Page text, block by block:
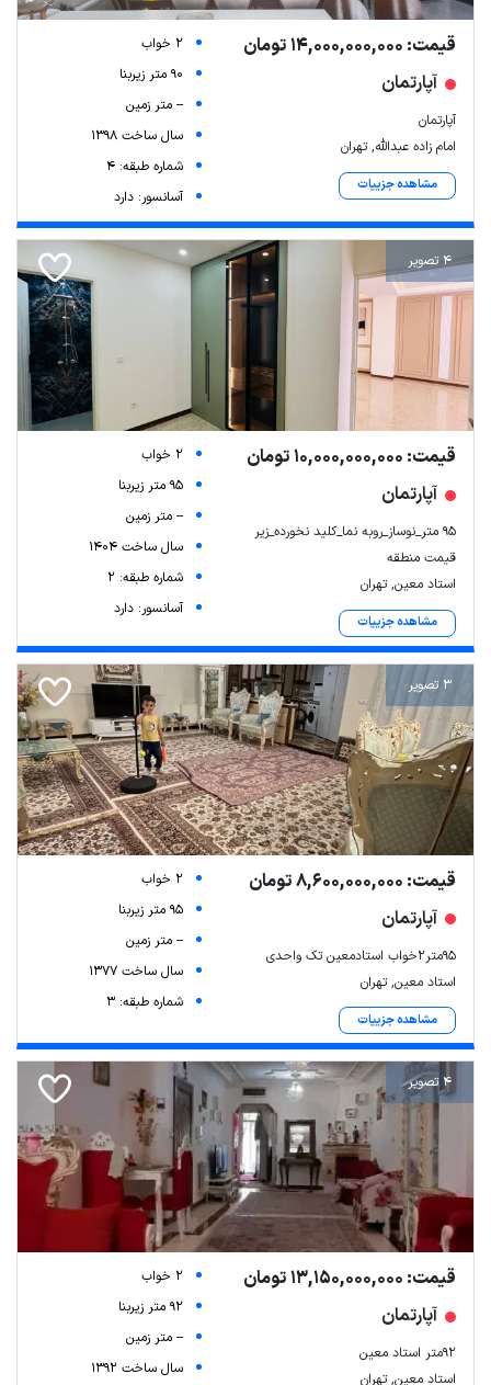
قیمت: 14,000,000,000 تومان
آپارتمان
آپارتمان
امام زاده عبدالله, تهران
مشاهده جزییات
2 خواب
90 متر زیربنا
-- متر زمین
سال ساخت 1398
شماره طبقه: 4
آسانسور: دارد
4 تصویر
قیمت: 10,000,000,000 تومان
آپارتمان
۹۵ متر_نوساز_روبه نما_کلید نخورده_زیر
قیمت منطقه
استاد معین, تهران
مشاهده جزییات
2 خواب
95 متر زیربنا
-- متر زمین
سال ساخت 1404
شماره طبقه: 2
آسانسور: دارد
3 تصویر
قیمت: 8,600,000,000 تومان
آپارتمان
۹۵متر۲خواب استادمعین تک واحدی
استاد معین, تهران
مشاهده جزییات
2 خواب
95 متر زیربنا
-- متر زمین
سال ساخت 1377
شماره طبقه: 3
4 تصویر
قیمت: 13,150,000,000 تومان
آپارتمان
92متر استاد معین
استاد معین, تهران
2 خواب
92 متر زیربنا
-- متر زمین
سال ساخت 1392